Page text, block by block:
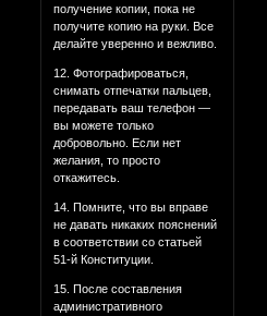
получение копии, пока не
получите копию на руки. Все
делайте уверенно и вежливо.
12. Фотографироваться,
снимать отпечатки пальцев,
передавать ваш телефон —
вы можете только
добровольно. Если нет
желания, то просто
откажитесь.
14. Помните, что вы вправе
не давать никаких пояснений
в соответствии со статьей
51-й Конституции.
15. После составления
административного